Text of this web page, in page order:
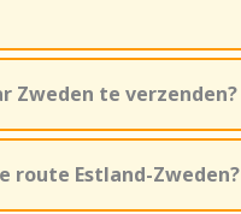
Zweden te verzenden?
route Estland-Zweden?